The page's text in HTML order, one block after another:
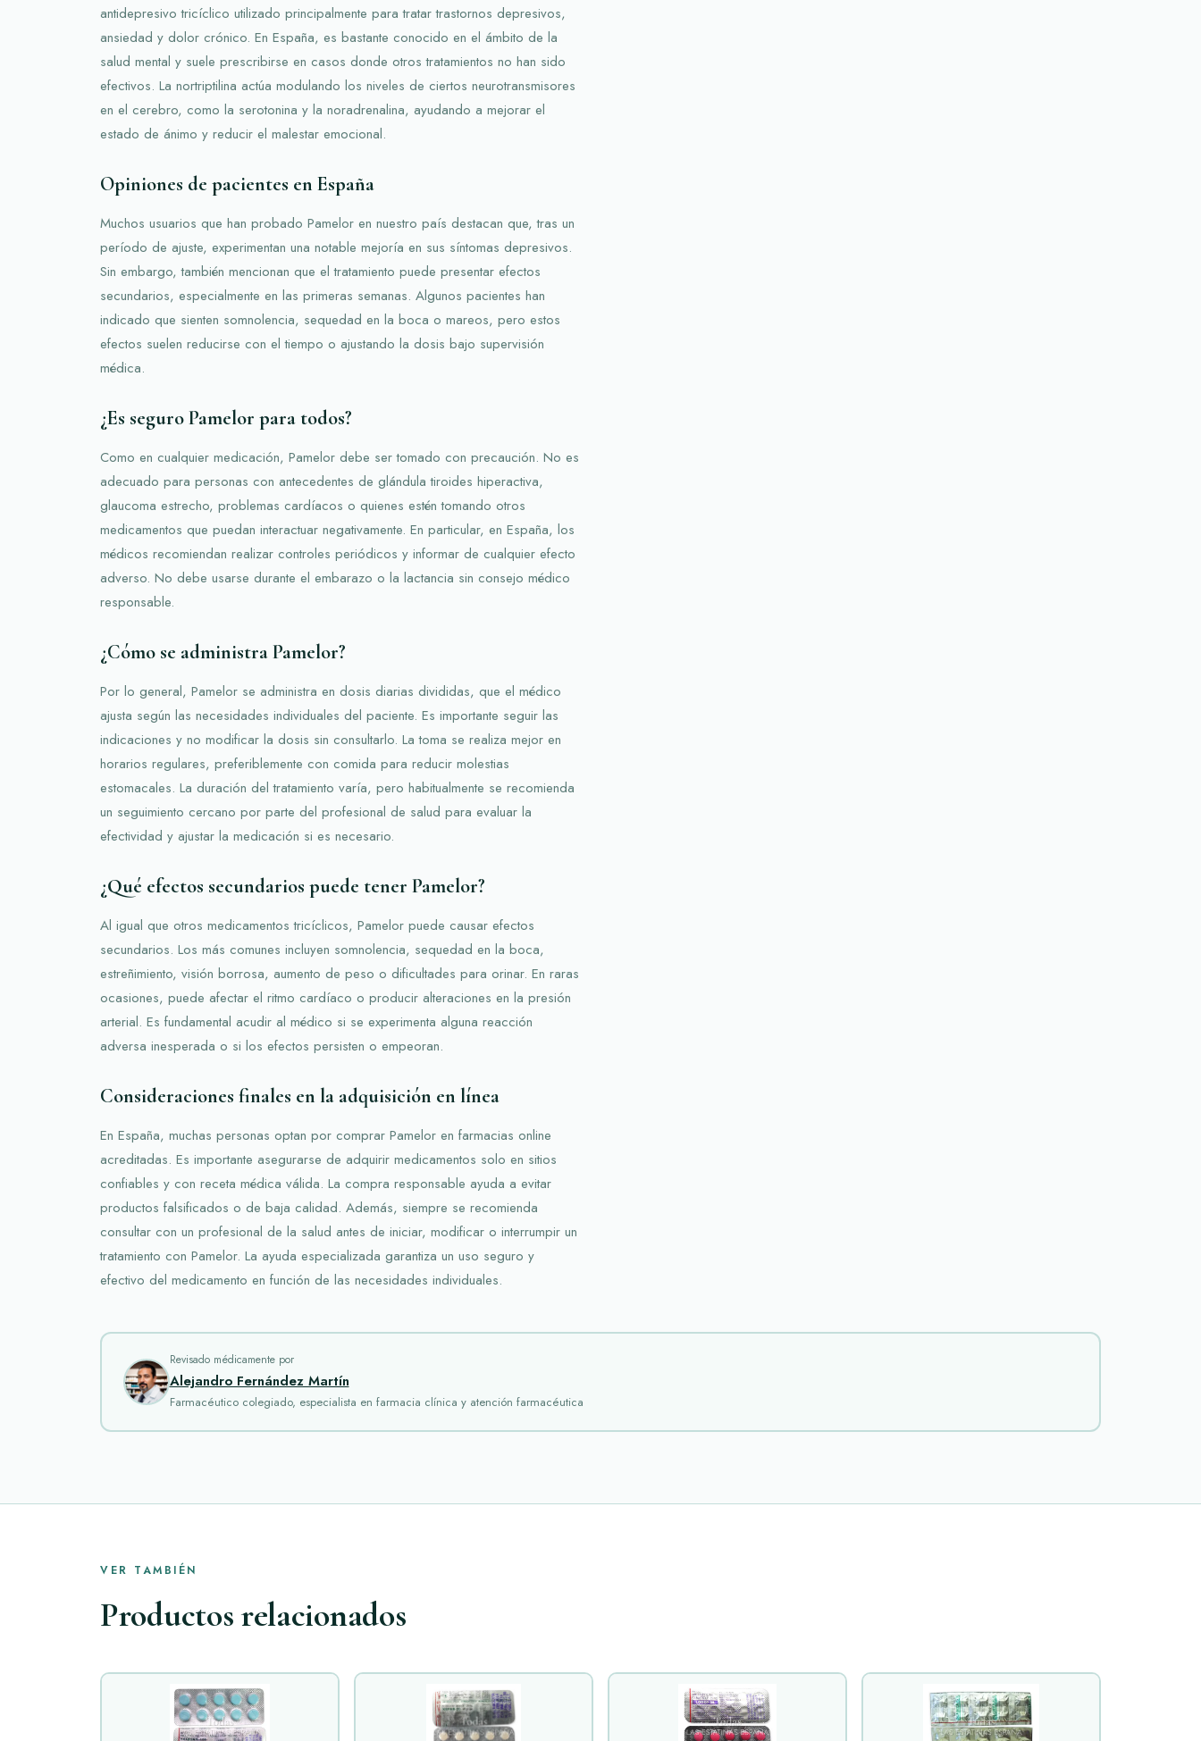
antidepresivo tricíclico utilizado principalmente para tratar trastornos depresivos,
ansiedad y dolor crónico. En España, es bastante conocido en el ámbito de la
salud mental y suele prescribirse en casos donde otros tratamientos no han sido
efectivos. La nortriptilina actúa modulando los niveles de ciertos neurotransmisores
en el cerebro, como la serotonina y la noradrenalina, ayudando a mejorar el
estado de ánimo y reducir el malestar emocional.
Opiniones de pacientes en España
Muchos usuarios que han probado Pamelor en nuestro país destacan que, tras un
período de ajuste, experimentan una notable mejoría en sus síntomas depresivos.
Sin embargo, también mencionan que el tratamiento puede presentar efectos
secundarios, especialmente en las primeras semanas. Algunos pacientes han
indicado que sienten somnolencia, sequedad en la boca o mareos, pero estos
efectos suelen reducirse con el tiempo o ajustando la dosis bajo supervisión
médica.
¿Es seguro Pamelor para todos?
Como en cualquier medicación, Pamelor debe ser tomado con precaución. No es
adecuado para personas con antecedentes de glándula tiroides hiperactiva,
glaucoma estrecho, problemas cardíacos o quienes estén tomando otros
medicamentos que puedan interactuar negativamente. En particular, en España, los
médicos recomiendan realizar controles periódicos y informar de cualquier efecto
adverso. No debe usarse durante el embarazo o la lactancia sin consejo médico
responsable.
¿Cómo se administra Pamelor?
Por lo general, Pamelor se administra en dosis diarias divididas, que el médico
ajusta según las necesidades individuales del paciente. Es importante seguir las
indicaciones y no modificar la dosis sin consultarlo. La toma se realiza mejor en
horarios regulares, preferiblemente con comida para reducir molestias
estomacales. La duración del tratamiento varía, pero habitualmente se recomienda
un seguimiento cercano por parte del profesional de salud para evaluar la
efectividad y ajustar la medicación si es necesario.
¿Qué efectos secundarios puede tener Pamelor?
Al igual que otros medicamentos tricíclicos, Pamelor puede causar efectos
secundarios. Los más comunes incluyen somnolencia, sequedad en la boca,
estreñimiento, visión borrosa, aumento de peso o dificultades para orinar. En raras
ocasiones, puede afectar el ritmo cardíaco o producir alteraciones en la presión
arterial. Es fundamental acudir al médico si se experimenta alguna reacción
adversa inesperada o si los efectos persisten o empeoran.
Consideraciones finales en la adquisición en línea
En España, muchas personas optan por comprar Pamelor en farmacias online
acreditadas. Es importante asegurarse de adquirir medicamentos solo en sitios
confiables y con receta médica válida. La compra responsable ayuda a evitar
productos falsificados o de baja calidad. Además, siempre se recomienda
consultar con un profesional de la salud antes de iniciar, modificar o interrumpir un
tratamiento con Pamelor. La ayuda especializada garantiza un uso seguro y
efectivo del medicamento en función de las necesidades individuales.
Revisado médicamente por
Alejandro Fernández Martín
Farmacéutico colegiado, especialista en farmacia clínica y atención farmacéutica
VER TAMBIÉN
Productos relacionados